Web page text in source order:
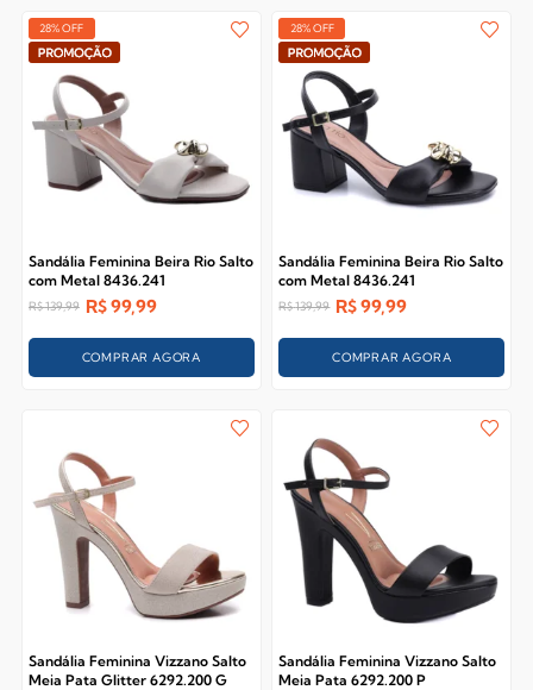
28% OFF
Sandália Feminina Beira Rio Salto
com Metal 8436.241
R$139,99 R$99,99
COMPRAR AGORA
28% OFF
Sandália Feminina Beira Rio Salto
com Metal 8436.241
R$139,99 R$99,99
COMPRAR AGORA
Sandália Feminina Vizzano Salto
Meia Pata Glitter 6292.200 G
Sandália Feminina Vizzano Salto
Meia Pata 6292.200 P